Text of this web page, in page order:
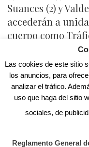
Suances (2) y
accederán a
cuerpo como
“Estos agentes
de las regiones
tanto, una de las
mundo”, ha
Además,
Las cookies de este sitio
los anuncios, para
analizar el tráfico.
uso que haga del sitio
sociales, de
Reglamento General